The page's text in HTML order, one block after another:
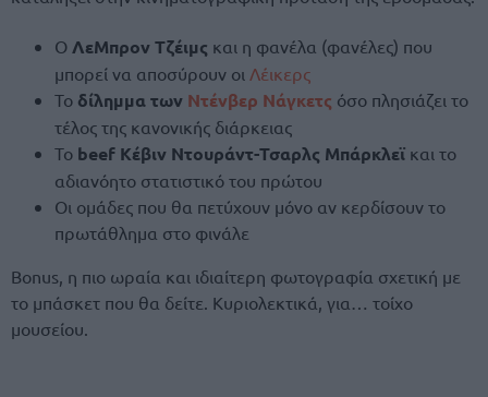
Ο ΛεΜπρον Τζέιμς και η φανέλα (φανέλες) που
μπορεί να αποσύρουν οι Λέικερς
Το δίλημμα των Ντένβερ Νάγκετς όσο πλησιάζει το
τέλος της κανονικής διάρκειας
Το beef Κέβιν Ντουράντ-Τσαρλς Μπάρκλεϊ και το
αδιανόητο στατιστικό του πρώτου
Οι ομάδες που θα πετύχουν μόνο αν κερδίσουν το
πρωτάθλημα στο φινάλε
Bonus, η πιο ωραία και ιδιαίτερη φωτογραφία σχετική με
το μπάσκετ που θα δείτε. Κυριολεκτικά, για… τοίχο
μουσείου.